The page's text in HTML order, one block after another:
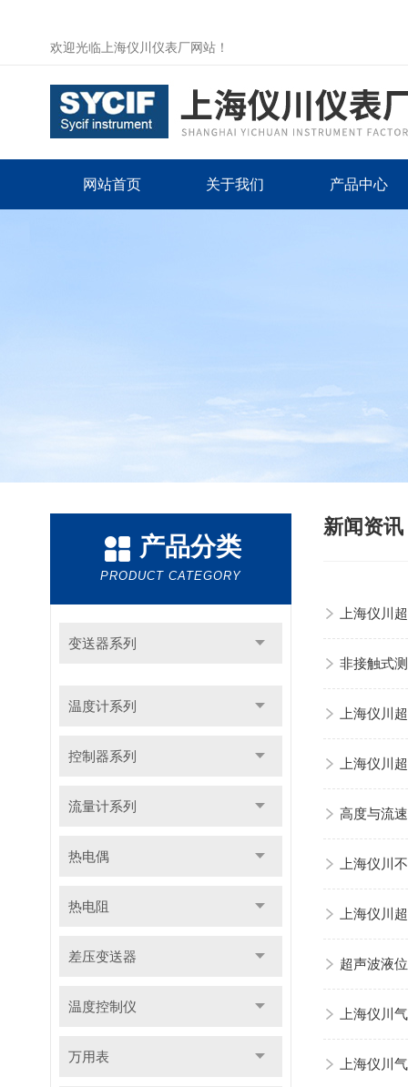
欢迎光临上海仪川仪表厂网站！
网站首页 关于我们 产品中心
产品分类
PRODUCT CATEGORY
变送器系列
温度计系列
控制器系列
流量计系列
热电偶
热电阻
差压变送器
温度控制仪
万用表
新闻资讯
上海仪川
非接触式
上海仪川
上海仪川
高度与流
上海仪川
上海仪川
超声波液
上海仪川
上海仪川